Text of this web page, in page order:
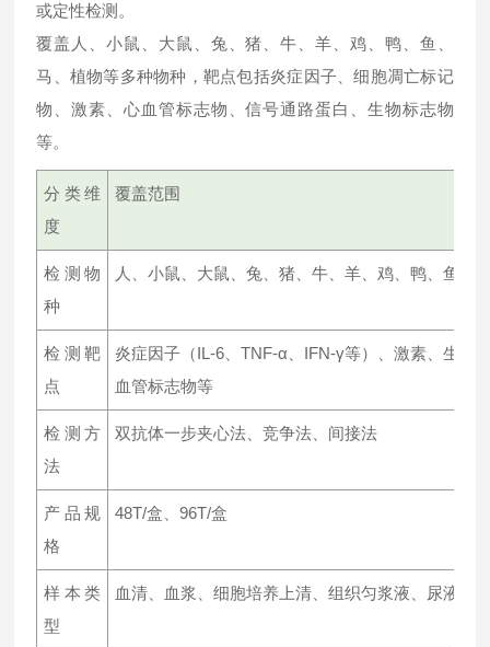
或定性检测。
覆盖人、小鼠、大鼠、兔、猪、牛、羊、鸡、鸭、鱼、
马、植物等多种物种，靶点包括炎症因子、细胞凋亡标记
物、激素、心血管标志物、信号通路蛋白、生物标志物
等。
分类维
度
覆盖范围
检测物
种
人、小鼠、大鼠、兔、猪、牛、羊、鸡、鸭、鱼、
检测靶
点
炎症因子（IL-6、TNF-α、IFN-γ等）、激素、生物
血管标志物等
检测方
法
双抗体一步夹心法、竞争法、间接法
产品规
格
48T/盒、96T/盒
样本类
型
血清、血浆、细胞培养上清、组织匀浆液、尿液、